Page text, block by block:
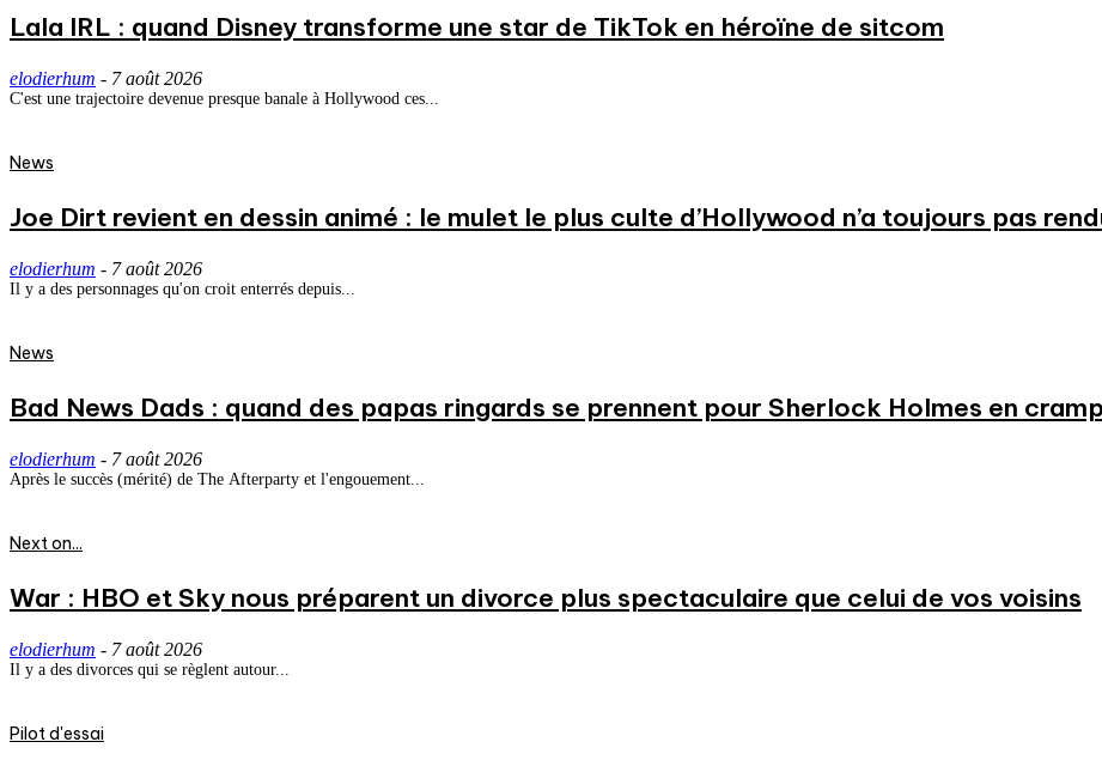
Lala IRL : quand Disney transforme une star de TikTok en héroïne de sitcom
elodierhum - 7 août 2026
C'est une trajectoire devenue presque banale à Hollywood ces...
News
Joe Dirt revient en dessin animé : le mulet le plus culte d’Hollywood n’a toujours pas
elodierhum - 7 août 2026
Il y a des personnages qu'on croit enterrés depuis...
News
Bad News Dads : quand des papas ringards se prennent pour Sherlock Holmes en
elodierhum - 7 août 2026
Après le succès (mérité) de The Afterparty et l'engouement...
Next on...
War : HBO et Sky nous préparent un divorce plus spectaculaire que celui de vos voisins
elodierhum - 7 août 2026
Il y a des divorces qui se règlent autour...
Pilot d'essai